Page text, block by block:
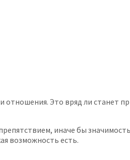
отношения. Это вряд ли станет
иначе бы
возможность есть.